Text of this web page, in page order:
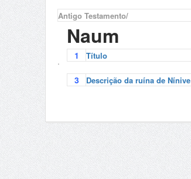
Antigo Testamento/
Naum
. 1 Título
3 Descrição da ruína de Nínive